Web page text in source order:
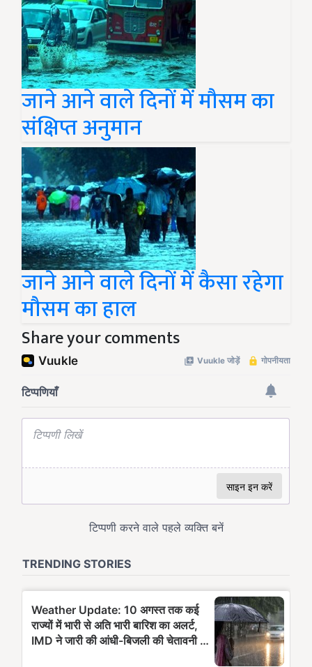
जाने आने वाले दिनों में मौसम का
संक्षिप्त अनुमान
जाने आने वाले दिनों में कैसा रहेगा
मौसम का हाल
Share your comments